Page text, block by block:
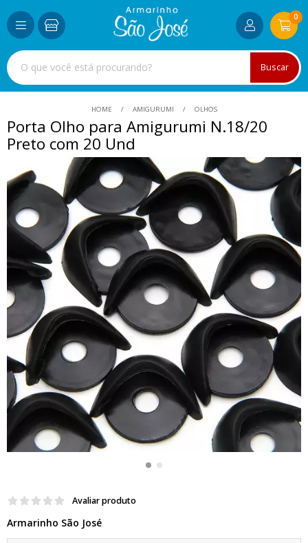
Buscar
0
HOME AMIGURUMI OLHOS
Porta Olho para Amigurumi N.18/20
Preto com 20 Und
Avaliar produto
Armarinho São José